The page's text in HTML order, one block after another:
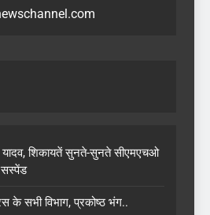
यादव, शिकायतें सुनते-सुनते सीएमएचओ
सस्पेंड
के सभी विभाग, प्रकोष्ठ भंग..